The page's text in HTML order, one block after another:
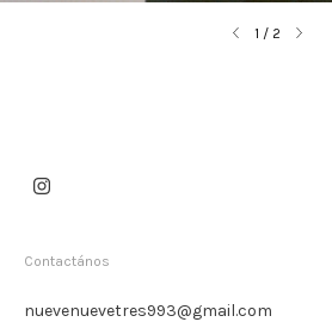
1 / 2
Contactános
nuevenuevetres993@gmail.com